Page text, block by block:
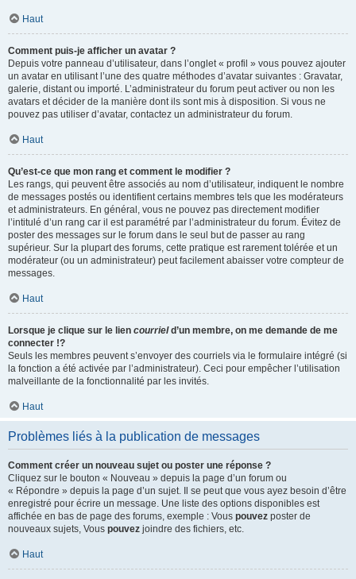
Haut
Comment puis-je afficher un avatar ?
Depuis votre panneau d’utilisateur, dans l’onglet « profil » vous pouvez ajouter
un avatar en utilisant l’une des quatre méthodes d’avatar suivantes : Gravatar,
galerie, distant ou importé. L’administrateur du forum peut activer ou non les
avatars et décider de la manière dont ils sont mis à disposition. Si vous ne
pouvez pas utiliser d’avatar, contactez un administrateur du forum.
Haut
Qu’est-ce que mon rang et comment le modifier ?
Les rangs, qui peuvent être associés au nom d’utilisateur, indiquent le nombre
de messages postés ou identifient certains membres tels que les modérateurs
et administrateurs. En général, vous ne pouvez pas directement modifier
l’intitulé d’un rang car il est paramétré par l’administrateur du forum. Évitez de
poster des messages sur le forum dans le seul but de passer au rang
supérieur. Sur la plupart des forums, cette pratique est rarement tolérée et un
modérateur (ou un administrateur) peut facilement abaisser votre compteur de
messages.
Haut
Lorsque je clique sur le lien courrield’un membre, on me demande de me
connecter !?
Seuls les membres peuvent s’envoyer des courriels via le formulaire intégré (si
la fonction a été activée par l’administrateur). Ceci pour empêcher l’utilisation
malveillante de la fonctionnalité par les invités.
Haut
Problèmes liés à la publication de messages
Comment créer un nouveau sujet ou poster une réponse ?
Cliquez sur le bouton « Nouveau » depuis la page d’un forum ou
« Répondre » depuis la page d’un sujet. Il se peut que vous ayez besoin d’être
enregistré pour écrire un message. Une liste des options disponibles est
affichée en bas de page des forums, exemple : Vous pouvez poster de
nouveaux sujets, Vous pouvez joindre des fichiers, etc.
Haut